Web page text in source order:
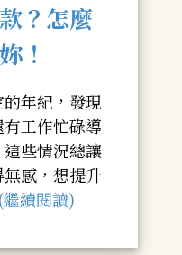
？怎麼
！
年紀，發現
工作忙碌導
些情況總讓
感，想提升
(繼續閱讀)